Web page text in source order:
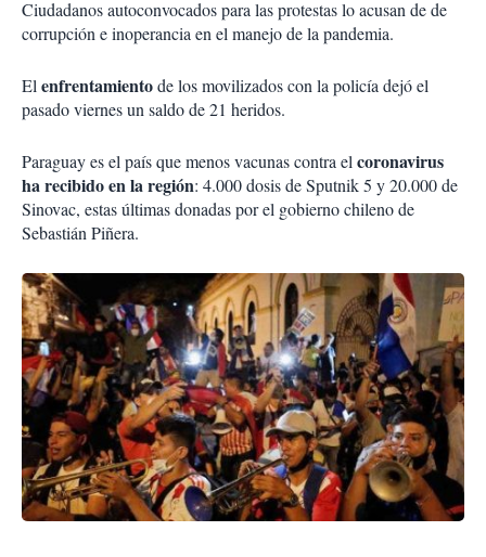
Ciudadanos autoconvocados para las protestas lo acusan de de
corrupción e inoperancia en el manejo de la pandemia.
Elenfrentamientode los movilizados con la policía dejó el
pasado viernes un saldo de 21 heridos.
Paraguay es el país que menos vacunas contra elcoronavirus
ha recibido en la región: 4.000 dosis de Sputnik 5 y 20.000 de
Sinovac, estas últimas donadas por el gobierno chileno de
Sebastián Piñera.